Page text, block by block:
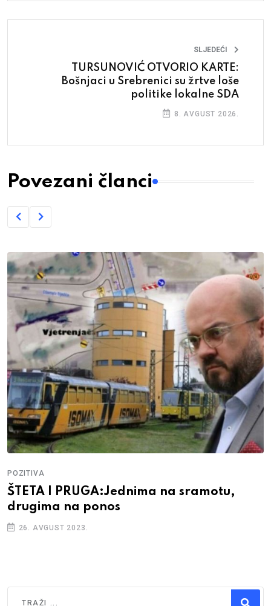
SLJEDEĆI
TURSUNOVIĆ OTVORIO KARTE:
Bošnjaci u Srebrenici su žrtve loše
politike lokalne SDA
8. AVGUST 2026.
Povezani članci
POZITIVA
ŠTETA I PRUGA:Jednima na sramotu,
drugima na ponos
26. AVGUST 2023.